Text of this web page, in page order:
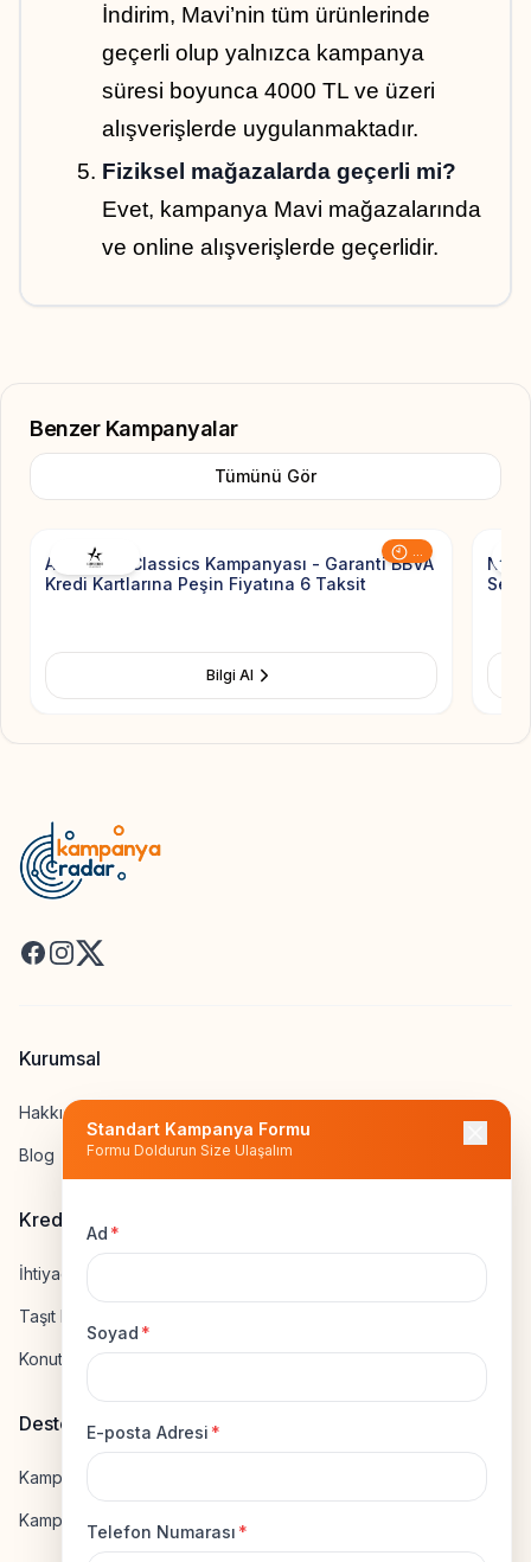
İndirim, Mavi’nin tüm ürünlerinde
geçerli olup yalnızca kampanya
süresi boyunca 4000 TL ve üzeri
alışverişlerde uygulanmaktadır.
Fiziksel mağazalarda geçerli mi?
Evet, kampanya Mavi mağazalarında
ve online alışverişlerde geçerlidir.
Benzer Kampanyalar
Tümünü Gör
...
Add to
Altınyıldız Classics Kampanyası - Garanti BBVA
Kredi Kartlarına Peşin Fiyatına 6 Taksit
Bilgi Al
Standart Kampanya Formu
Formu Doldurun Size Ulaşalım
Ad *
Soyad *
E-posta Adresi *
Telefon Numarası *
Facebook
Instagram
X
Kurumsal
Hakkımızda
Blog
Kredi Hesapla
İhtiyaç Kredisi Hesapla
Taşıt Kredisi Hesapla
Konut Kredisi Hesapla
Destek
Kampanya Gönderme
Kampanyaya Katılma